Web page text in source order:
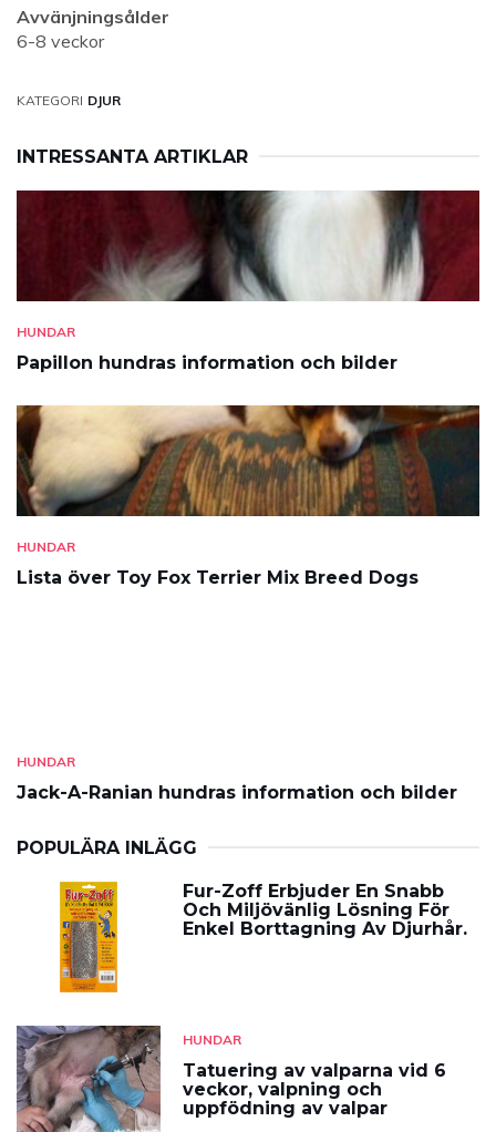
Avvänjningsålder
6-8 veckor
KATEGORI DJUR
INTRESSANTA ARTIKLAR
HUNDAR
Papillon hundras information och bilder
HUNDAR
Lista över Toy Fox Terrier Mix Breed Dogs
HUNDAR
Jack-A-Ranian hundras information och bilder
POPULÄRA INLÄGG
Fur-Zoff Erbjuder En Snabb
Och Miljövänlig Lösning För
Enkel Borttagning Av Djurhår.
HUNDAR
Tatuering av valparna vid 6
veckor, valpning och
uppfödning av valpar